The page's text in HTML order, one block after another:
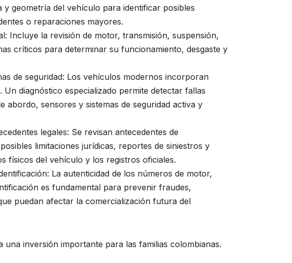
geometría del vehículo para identificar posibles
o reparaciones mayores.
Incluye la revisión de motor, transmisión, suspensión,
críticos para determinar su funcionamiento, desgaste y
de seguridad: Los vehículos modernos incorporan
diagnóstico especializado permite detectar fallas
abordo, sensores y sistemas de seguridad activa y
legales: Se revisan antecedentes de
limitaciones jurídicas, reportes de siniestros y
físicos del vehículo y los registros oficiales.
La autenticidad de los números de motor,
es fundamental para prevenir fraudes,
puedan afectar la comercialización futura del
inversión importante para las familias colombianas.